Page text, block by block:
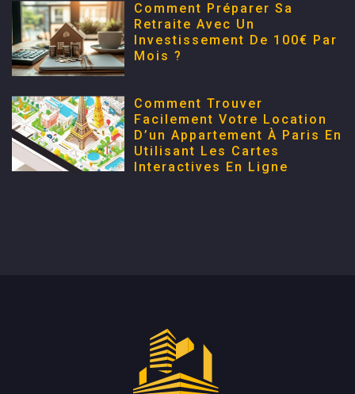
Comment Préparer Sa
Retraite Avec Un
Investissement De 100€ Par
Mois ?
Comment Trouver
Facilement Votre Location
D’un Appartement À Paris En
Utilisant Les Cartes
Interactives En Ligne